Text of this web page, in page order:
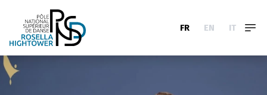
FR EN IT